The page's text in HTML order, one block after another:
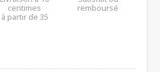
centimes
à partir de 35
remboursé